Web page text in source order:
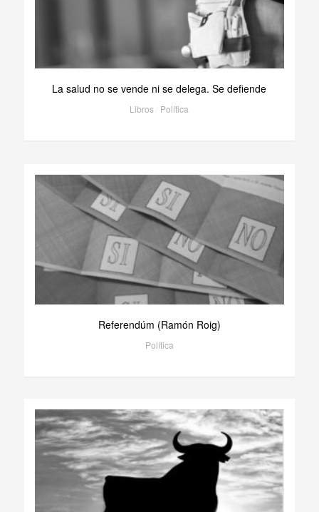
La salud no se vende ni se delega. Se defiende
Libros Política
Referendúm (Ramón Roig)
Política